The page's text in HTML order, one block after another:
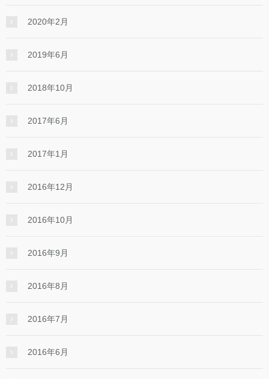
2020年2月
2019年6月
2018年10月
2017年6月
2017年1月
2016年12月
2016年10月
2016年9月
2016年8月
2016年7月
2016年6月